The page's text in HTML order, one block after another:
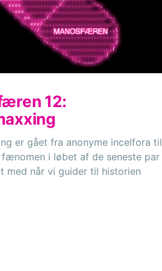
12:
er gået fra anonyme incelfora til
fænomen i løbet af de seneste par
med når vi guider til historien